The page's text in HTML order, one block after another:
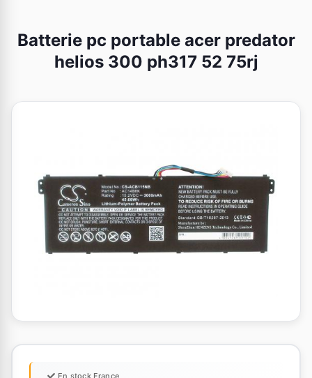
Batterie pc portable acer predator
helios 300 ph317 52 75rj
En stock France